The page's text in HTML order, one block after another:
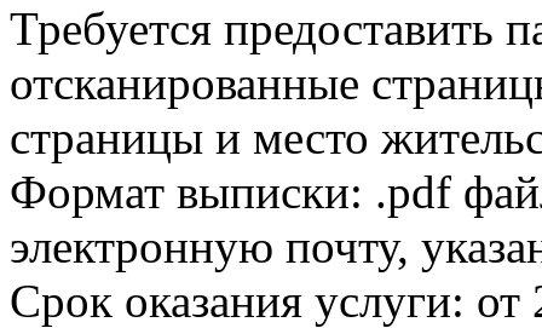
Требуется предоставить
отсканированные
страницы и место
Формат выписки: .pdf
электронную почту,
Срок оказания услуги: от